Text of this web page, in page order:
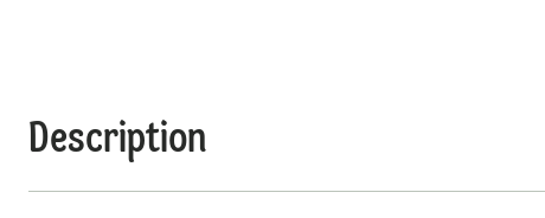
Description